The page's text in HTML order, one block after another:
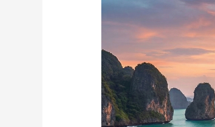
ที่:
รีวิว
ใช้
ชีวิต
บน
Sport
Van